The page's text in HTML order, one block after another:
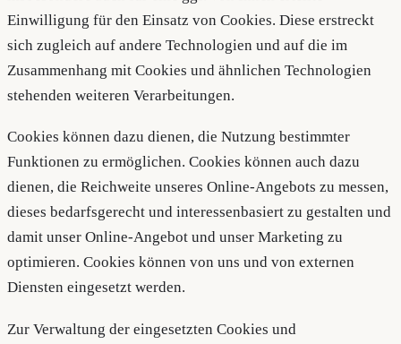
Einwilligung für den Einsatz von Cookies. Diese erstreckt
sich zugleich auf andere Technologien und auf die im
Zusammenhang mit Cookies und ähnlichen Technologien
stehenden weiteren Verarbeitungen.
Cookies können dazu dienen, die Nutzung bestimmter
Funktionen zu ermöglichen. Cookies können auch dazu
dienen, die Reichweite unseres Online-Angebots zu messen,
dieses bedarfsgerecht und interessenbasiert zu gestalten und
damit unser Online-Angebot und unser Marketing zu
optimieren. Cookies können von uns und von externen
Diensten eingesetzt werden.
Zur Verwaltung der eingesetzten Cookies und